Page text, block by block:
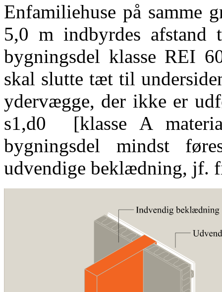
Enfamiliehuse på samme
5,0 m indbyrdes afstand
bygningsdel klasse REI
skal slutte tæt til
ydervægge, der ikke er
s1,d0 [klasse A
bygningsdel mindst
udvendige beklædning, jf.